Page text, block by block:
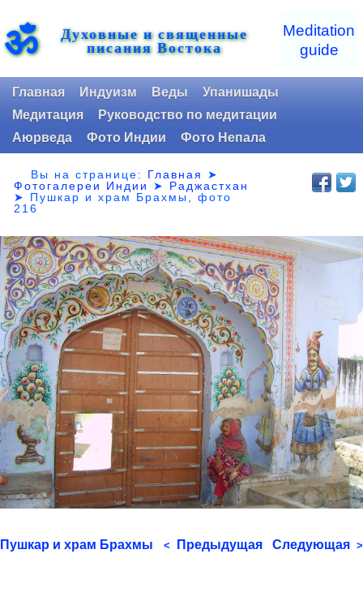
ॐ Духовные и священные
писания Востока
Meditation
guide
Главная Индуизм Веды
Упанишады
Медитация
Руководство по медитации
Аюрведа
Фото Индии Фото Непала
Вы на странице: Главная
➤
Фотогалереи Индии
➤ Раджастхан
➤ Пушкар и храм Брахмы, фото
216
Пушкар и храм Брахмы < Предыдущая Следующая >